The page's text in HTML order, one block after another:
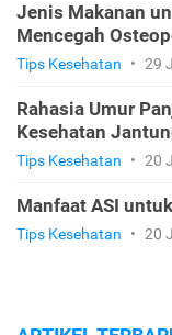
Jenis Makanan
Mencegah
Tips Kesehatan • 29
Rahasia Umur
Kesehatan
Tips Kesehatan • 20
Manfaat ASI
Tips Kesehatan • 20